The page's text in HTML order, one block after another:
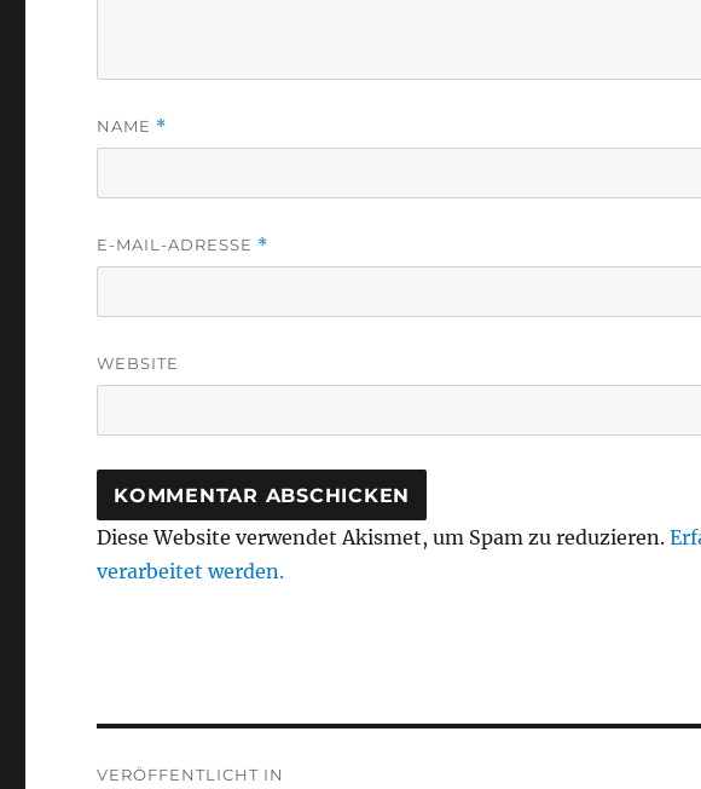
NAME *
E-MAIL-ADRESSE *
WEBSITE
Diese Website verwendet Akismet, um Spam zu reduzieren.
verarbeitet werden.
VERÖFFENTLICHT IN